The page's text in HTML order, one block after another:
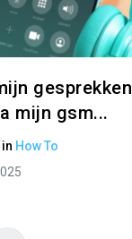
gesprekken
mijn gsm...
in How To